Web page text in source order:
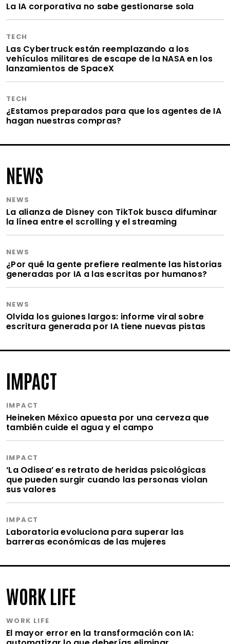
La IA corporativa no sabe gestionarse sola
TECH
Las Cybertruck están reemplazando a los
vehículos militares de escape de la NASA en los
lanzamientos de SpaceX
TECH
¿Estamos preparados para que los agentes de IA
hagan nuestras compras?
NEWS
NEWS
La alianza de Disney con TikTok busca difuminar
la línea entre el scrolling y el streaming
NEWS
¿Por qué la gente prefiere realmente las historias
generadas por IA a las escritas por humanos?
NEWS
Olvida los guiones largos: informe viral sobre
escritura generada por IA tiene nuevas pistas
IMPACT
IMPACT
Heineken México apuesta por una cerveza que
también cuide el agua y el campo
IMPACT
‘La Odisea’ es retrato de heridas psicológicas
que pueden surgir cuando las personas violan
sus valores
IMPACT
Laboratoria evoluciona para superar las
barreras económicas de las mujeres
WORK LIFE
WORK LIFE
El mayor error en la transformación con IA: